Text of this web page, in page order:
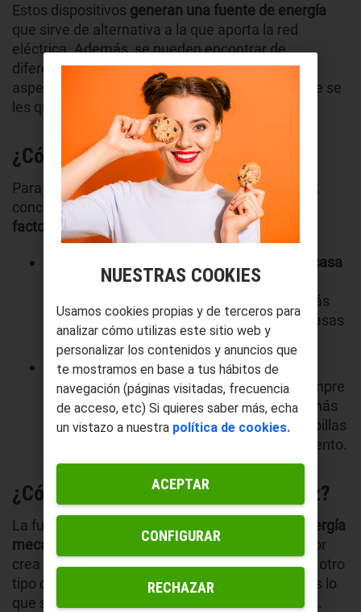
Estos dispositivos generan una fuente de energía
que sirve de alternativa a la que aporta la red
eléctrica. Además, se pueden encontrar de
diferentes tipos, escoger uno u otro depende de
aspectos como el precio que tengan o el uso que se
les quiera dar.
¿Cómo elegir un generador de luz?
Para decantarse por un tipo degenerador de luz
concreto es necesario tener en cuentadiversos
factores.
material de su carcasa
que puede ser de metal o de plástico, un
generador de luz de metal siempre será más
duradero, ya que los que cuentan con carcasas
de plástico son más sensibles al desgaste.
También es importante revisar si los
rodamientos son de bolas o de agujas, siempre
son más recomendables los de bolas y lo más
indicado es que tengan un diseño sin escobillas
porque estos necesitan menos mantenimiento.
¿Cómo funciona un generador de luz?
La función de este dispositivo es
convertir la energía
mecánica en energía eléctrica. Ningún generador
crea energía eléctrica, simplemente transforma otro
tipo de energía que recibe previamente y esto es lo
que sucede con el
generador de luz de una casa .
NUESTRAS COOKIES
Usamos cookies propias y de terceros para
analizar cómo utilizas este sitio web y
personalizar los contenidos y anuncios que
te mostramos en base a tus hábitos de
navegación (páginas visitadas, frecuencia
de acceso, etc) Si quieres saber más, echa
un vistazo a nuestra política de cookies.
CONFIGURAR
RECHAZAR
ACEPTAR